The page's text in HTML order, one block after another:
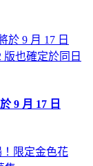
9 月 17 日